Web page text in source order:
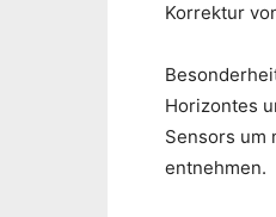
Korrektur
Horizontes
Sensors um
entnehmen.